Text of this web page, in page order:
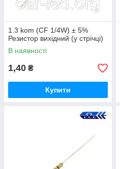
1.3 kom (CF 1/4W) ± 5%
Резистор вихідний (у стрічці)
В наявності
1,40 ₴
Купити